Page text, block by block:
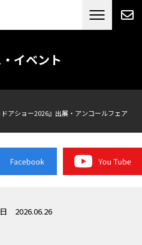
イベント
アショー2026』出展・アンコールフェア
2026.06.26